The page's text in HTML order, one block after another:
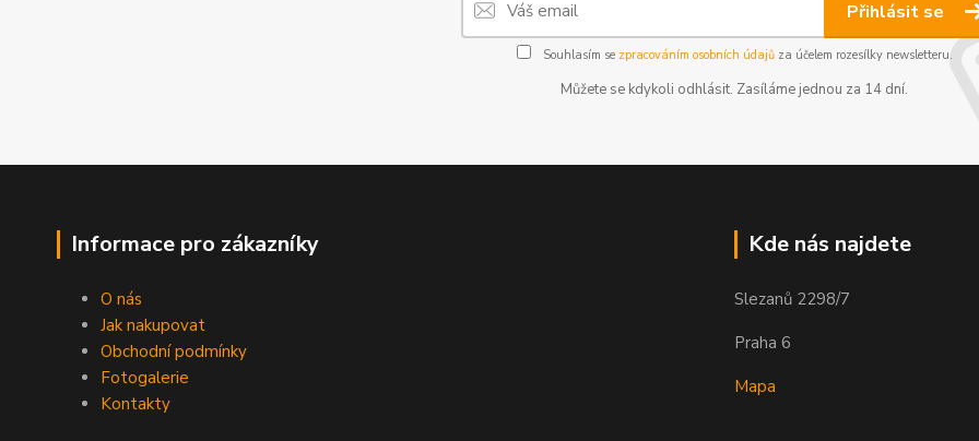
Přihlásit se
Souhlasím se zpracováním osobních údajůza účelem rozesílky newsletteru.
Můžete se kdykoli odhlásit. Zasíláme jednou za 14 dní.
Informace pro zákazníky
O nás
Jak nakupovat
Obchodní podmínky
Fotogalerie
Kontakty
Kde nás najdete
Slezanů 2298/7
Praha 6
Mapa